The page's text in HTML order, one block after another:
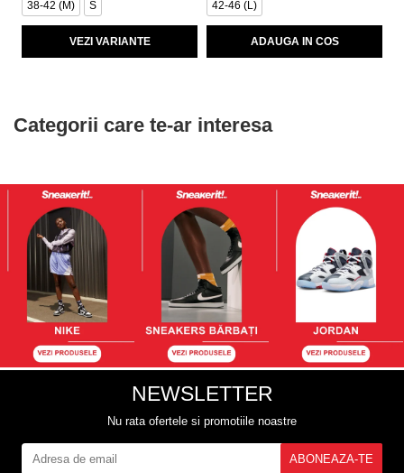
38-42 (M) S
VEZI VARIANTE
42-46 (L)
ADAUGA IN COS
Categorii care te-ar interesa
NEWSLETTER
Nu rata ofertele si promotiile noastre